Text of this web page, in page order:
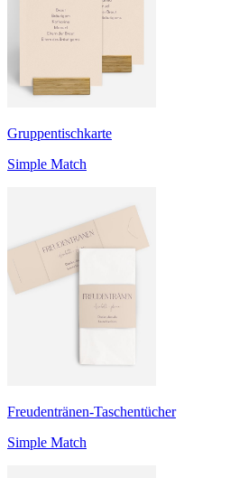
Gruppentischkarte
Simple Match
Freudentränen-Taschentücher
Simple Match